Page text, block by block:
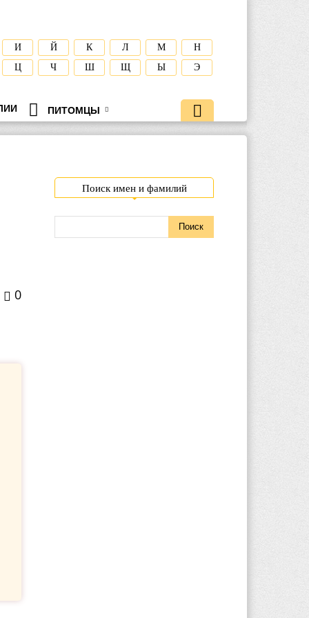
И Й К Л М
Н
Ц
Ч Ш Щ Ы Э
ПИТОМЦЫ
0
Поиск имен и фамилий